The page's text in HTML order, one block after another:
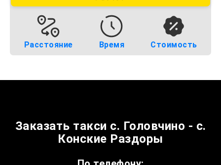
Расстояние Время Стоимость
Заказать такси с. Головчино - с.
Конские Раздоры